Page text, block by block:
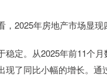
2025年房地产市场显现
稳定。从2025年前11个
了同比小幅的增长。通